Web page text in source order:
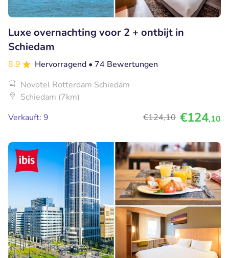
Luxe overnachting voor 2 + ontbijt in
Schiedam
8.9 Hervorragend • 74 Bewertungen
Novotel Rotterdam Schiedam
Schiedam (7km)
Verkauft: 9
€124,10 €124,10